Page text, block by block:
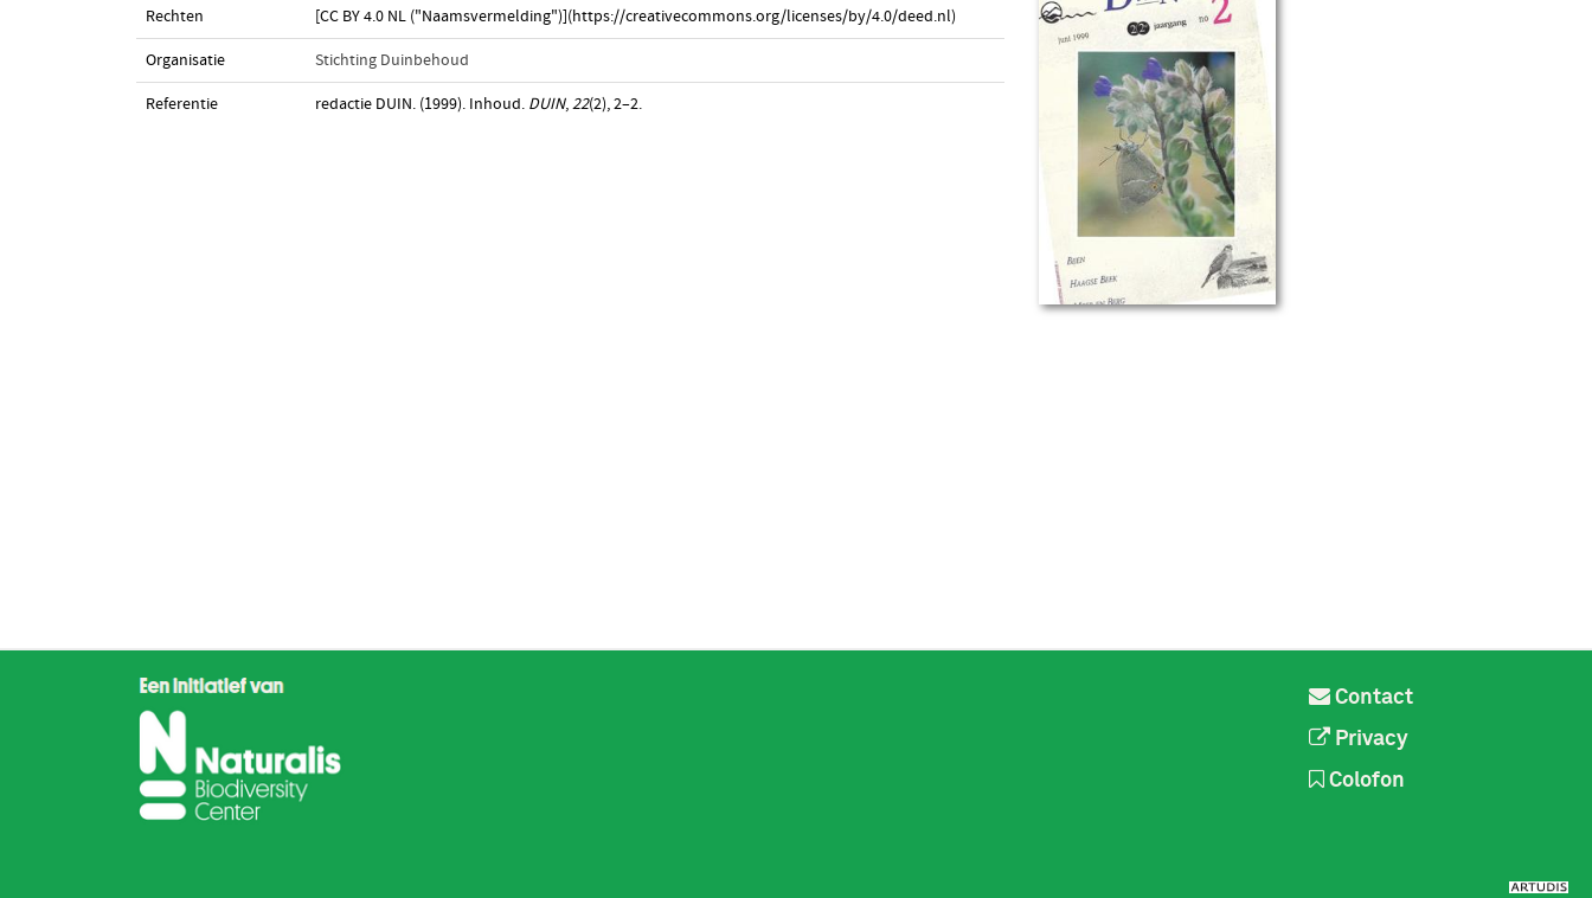
Rechten [CC BY 4.0 NL ("Naamsvermelding")](https://creativecommons.org/licenses/by/4.0/deed.nl)
Organisatie Stichting Duinbehoud
Referentie redactie DUIN. (1999). Inhoud. DUIN,22(2), 2–2.
Contact
Privacy
Colofon